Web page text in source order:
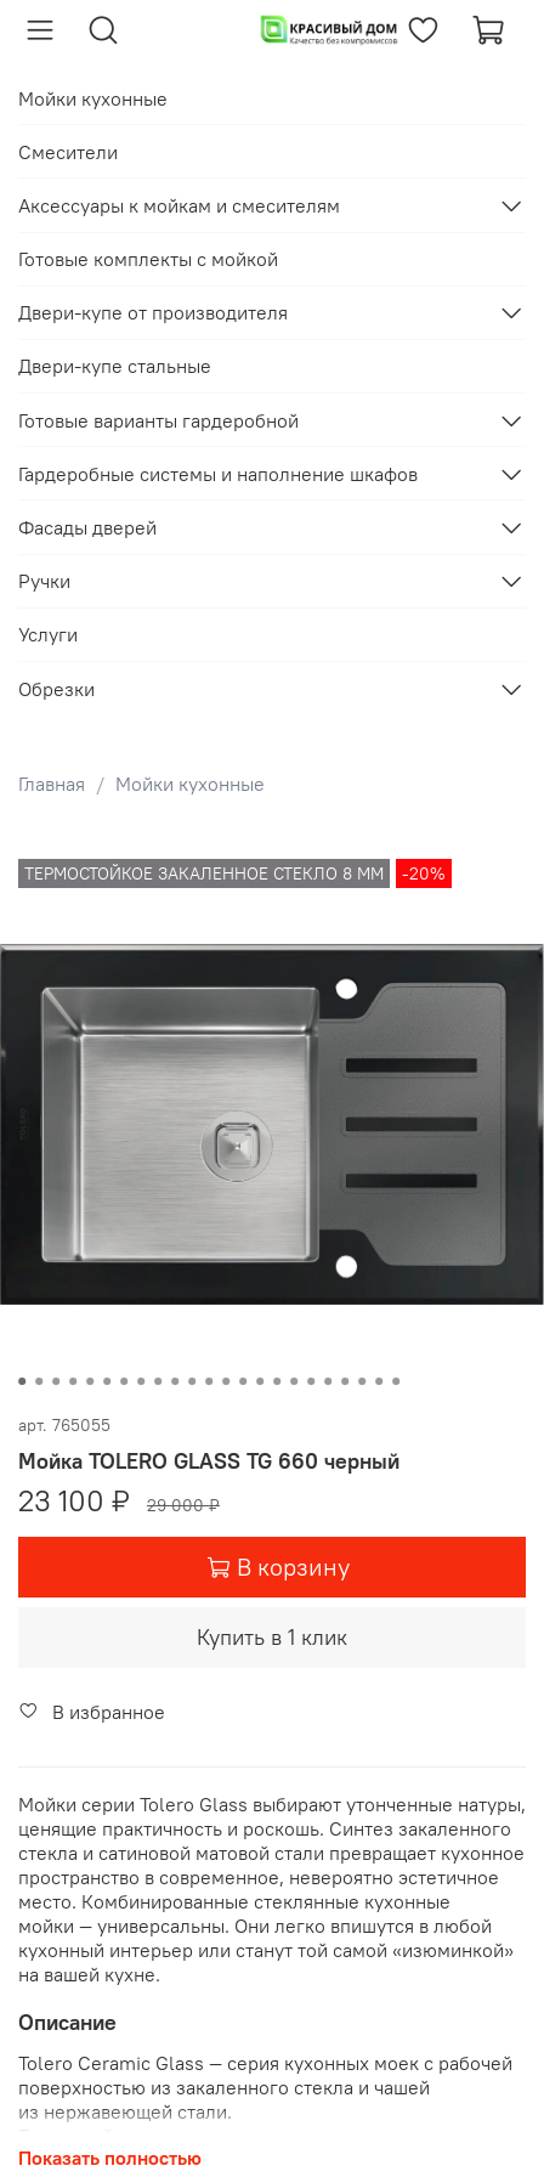
Главная Мойки кухонные
ТЕРМОСТОЙКОЕ ЗАКАЛЕННОЕ СТЕКЛО 8 ММ -20%
арт. 765055
Мойка TOLERO GLASS TG 660 черный
23 100 ₽ 29 000 ₽
В корзину
Купить в 1 клик
В избранное
Мойки серии Tolero Glass выбирают утонченные натуры,
ценящие практичность и роскошь. Синтез закаленного
стекла и сатиновой матовой стали превращает кухонное
пространство в современное, невероятно эстетичное
место. Комбинированные стеклянные кухонные
мойки — универсальны. Они легко впишутся в любой
кухонный интерьер или станут той самой «изюминкой»
на вашей кухне.
Описание
Tolero Ceramic Glass — серия кухонных моек с рабочей
поверхностью из закаленного стекла и чашей
из нержавеющей стали.
по уникальной технологии и имеет толщину 8 мм.
Показать полностью
Мойки кухонные
Смесители
Аксессуары к мойкам и смесителям
Готовые комплекты с мойкой
Двери-купе от производителя
Двери-купе стальные
Готовые варианты гардеробной
Гардеробные системы и наполнение шкафов
Фасады дверей
Ручки
Услуги
Обрезки